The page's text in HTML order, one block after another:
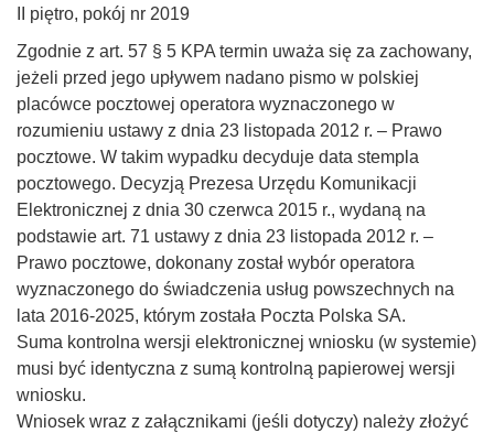
II piętro, pokój nr 2019
Zgodnie z art. 57 § 5 KPA termin uważa się za zachowany,
jeżeli przed jego upływem nadano pismo w polskiej
placówce pocztowej operatora wyznaczonego w
rozumieniu ustawy z dnia 23 listopada 2012 r. – Prawo
pocztowe. W takim wypadku decyduje data stempla
pocztowego. Decyzją Prezesa Urzędu Komunikacji
Elektronicznej z dnia 30 czerwca 2015 r., wydaną na
podstawie art. 71 ustawy z dnia 23 listopada 2012 r. –
Prawo pocztowe, dokonany został wybór operatora
wyznaczonego do świadczenia usług powszechnych na
lata 2016-2025, którym została Poczta Polska SA.
Suma kontrolna wersji elektronicznej wniosku (w systemie)
musi być identyczna z sumą kontrolną papierowej wersji
wniosku.
Wniosek wraz z załącznikami (jeśli dotyczy) należy złożyć